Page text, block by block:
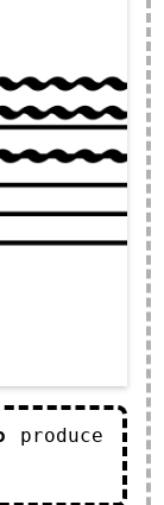
produce